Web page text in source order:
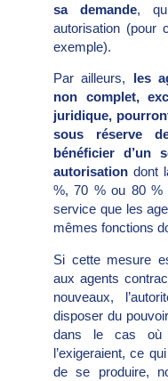
sa demande,
autorisation (pour
exemple).
Par ailleurs, les
non complet,
juridique,
sous réserve
bénéficier d’un
autorisation dont
%, 70 % ou 80 %
service que les
mêmes fonctions
Si cette mesure
aux agents
nouveaux,
disposer du
dans le cas où
l’exigeraient, ce
de se produire,